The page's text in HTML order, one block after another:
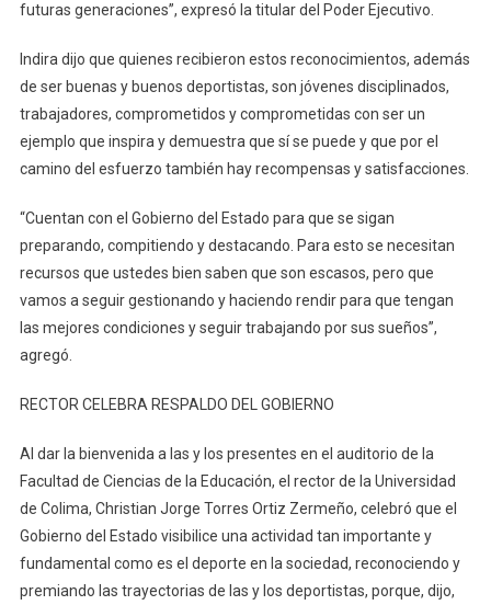
futuras generaciones”, expresó la titular del Poder Ejecutivo.
Indira dijo que quienes recibieron estos reconocimientos, además
de ser buenas y buenos deportistas, son jóvenes disciplinados,
trabajadores, comprometidos y comprometidas con ser un
ejemplo que inspira y demuestra que sí se puede y que por el
camino del esfuerzo también hay recompensas y satisfacciones.
“Cuentan con el Gobierno del Estado para que se sigan
preparando, compitiendo y destacando. Para esto se necesitan
recursos que ustedes bien saben que son escasos, pero que
vamos a seguir gestionando y haciendo rendir para que tengan
las mejores condiciones y seguir trabajando por sus sueños”,
agregó.
RECTOR CELEBRA RESPALDO DEL GOBIERNO
Al dar la bienvenida a las y los presentes en el auditorio de la
Facultad de Ciencias de la Educación, el rector de la Universidad
de Colima, Christian Jorge Torres Ortiz Zermeño, celebró que el
Gobierno del Estado visibilice una actividad tan importante y
fundamental como es el deporte en la sociedad, reconociendo y
premiando las trayectorias de las y los deportistas, porque, dijo,